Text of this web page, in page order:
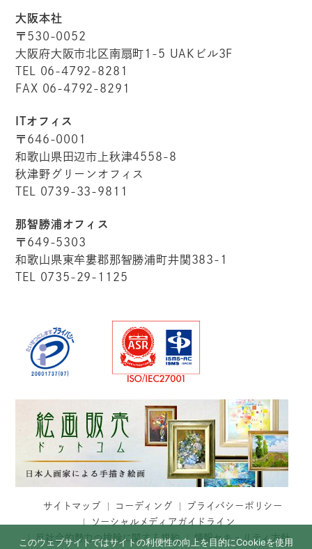
大阪本社
〒530-0052
大阪府大阪市北区南扇町1-5 UAKビル3F
TEL 06-4792-8281
FAX 06-4792-8291
ITオフィス
〒646-0001
和歌山県田辺市上秋津4558-8
秋津野グリーンオフィス
TEL 0739-33-9811
那智勝浦オフィス
〒649-5303
和歌山県東牟婁郡那智勝浦町井関383-1
TEL 0735-29-1125
サイトマップ コーディング
プライバシーポリシー
ソーシャルメディアガイドライン
反社会的勢力の排除に関する規約
情報セキュリティ方針
このウェブサイトではサイトの利便性の向上を目的にCookieを使用